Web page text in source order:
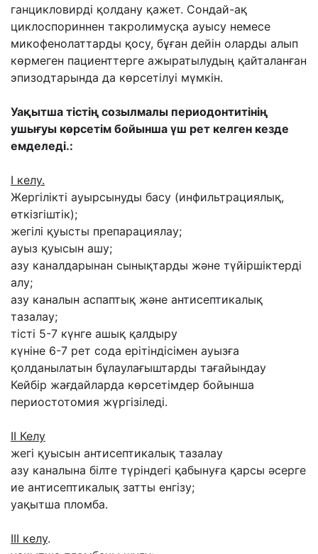
ганцикловирді қолдану қажет. Сондай-ақ
циклоспориннен такролимусқа ауысу немесе
микофенолаттарды қосу, бұған дейін оларды алып
көрмеген пациенттерге ажыратылудың қайталанған
эпизодтарында да көрсетілуі мүмкін.
Уақытша тістің созылмалы периодонтитінің
ушығуы көрсетім бойынша үш рет келген кезде
емделеді.:
І келу.
Жергілікті ауырсынуды басу (инфильтрациялық,
өткізгіштік);
жегілі қуысты препарациялау;
ауыз қуысын ашу;
азу каналдарынан сынықтарды және түйіршіктерді
алу;
азу каналын аспаптық және антисептикалық
тазалау;
тісті 5-7 күнге ашық қалдыру
күніне 6-7 рет сода ерітіндісімен ауызға
қолданылатын бұлаулағыштарды тағайындау
Кейбір жағдайларда көрсетімдер бойынша
периостотомия жүргізіледі.
ІІ Келу
жегі қуысын антисептикалық тазалау
азу каналына білте түріндегі қабынуға қарсы әсерге
ие антисептикалық затты енгізу;
уақытша пломба.
ІІІ келу.